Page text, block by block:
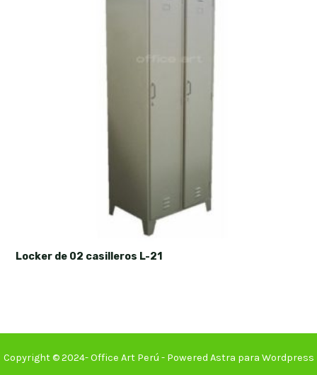
Locker de 02 casilleros L-21
Copyright © 2024- Office Art Perú - Powered Astra para Wordpress